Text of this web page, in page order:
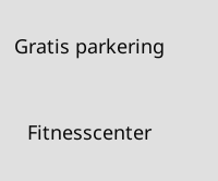
Gratis parkering
Fitnesscenter